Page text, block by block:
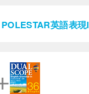
英語表現I